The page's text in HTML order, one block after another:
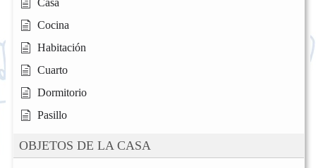
Casa
Cocina
Habitación
Cuarto
Dormitorio
Pasillo
OBJETOS DE LA CASA